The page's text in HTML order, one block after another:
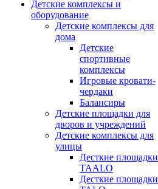
Детские комплексы и
оборудование
Детские комплексы для
дома
Детские
спортивные
комплексы
Игровые кровати-
чердаки
Балансиры
Детские площадки для
дворов и учреждений
Детские комплексы для
улицы
Десткие площадки
TAALO
Десткие площадки